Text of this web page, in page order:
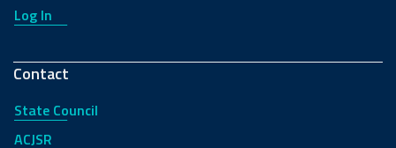
Log In
Contact
State Council
ACJSR